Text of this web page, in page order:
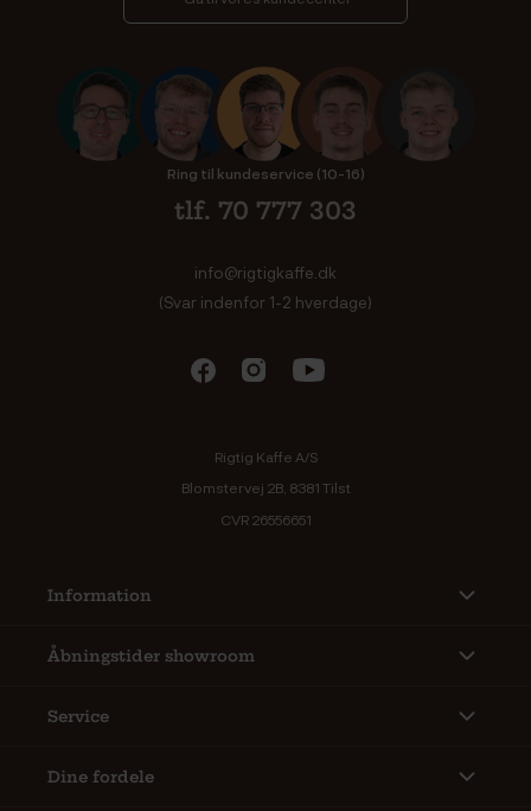
Ring til kundeservice (10-16)
tlf. 70 777 303
info@rigtigkaffe.dk
(Svar indenfor 1-2 hverdage)
Rigtig Kaffe A/S
Blomstervej 2B, 8381 Tilst
CVR 26556651
Information
Åbningstider showroom
Service
Dine fordele